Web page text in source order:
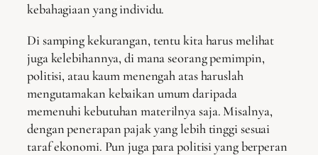
kebahagiaan yang individu.
Di samping kekurangan, tentu kita harus melihat
juga kelebihannya, di mana seorang pemimpin,
politisi, atau kaum menengah atas haruslah
mengutamakan kebaikan umum daripada
memenuhi kebutuhan materilnya saja. Misalnya,
dengan penerapan pajak yang lebih tinggi sesuai
taraf ekonomi. Pun juga para politisi yang berperan